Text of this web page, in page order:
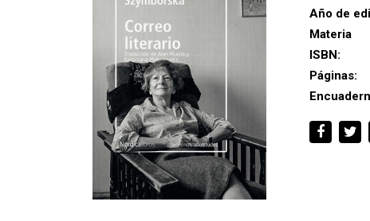
Año de
Materia
ISBN:
Páginas: